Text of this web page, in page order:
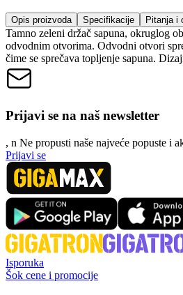
Opis proizvoda Specifikacije Pitanja i
Tamno zeleni držač sapuna, okruglog
odvodnim otvorima. Odvodni otvori
čime se sprečava topljenje sapuna.
Prijavi se na naš newsletter
, n Ne propusti naše najveće popuste i
Prijavi se
Isporuka
Šok cene i promocije